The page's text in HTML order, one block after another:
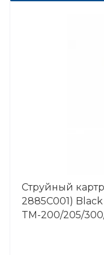
Струйный
2885C001)
TM-200/205/